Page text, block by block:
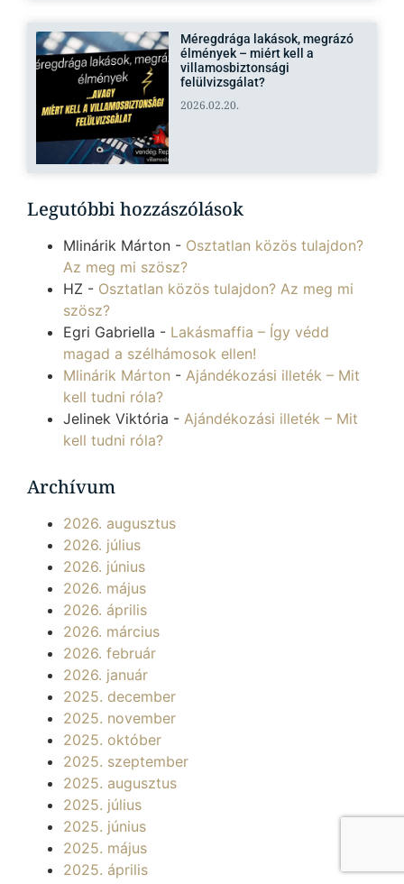
Méregdrága lakások, megrázó
élmények – miért kell a
villamosbiztonsági
felülvizsgálat?
2026.02.20.
Legutóbbi hozzászólások
Mlinárik Márton - Osztatlan közös tulajdon?
Az meg mi szösz?
HZ - Osztatlan közös tulajdon? Az meg mi
szösz?
Egri Gabriella - Lakásmaffia – Így védd
magad a szélhámosok ellen!
Mlinárik Márton - Ajándékozási illeték – Mit
kell tudni róla?
Jelinek Viktória - Ajándékozási illeték – Mit
kell tudni róla?
Archívum
2026. augusztus
2026. július
2026. június
2026. május
2026. április
2026. március
2026. február
2026. január
2025. december
2025. november
2025. október
2025. szeptember
2025. augusztus
2025. július
2025. június
2025. május
2025. április